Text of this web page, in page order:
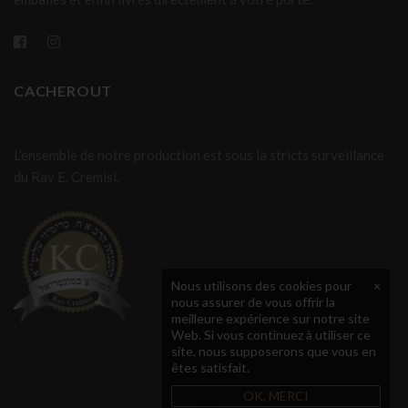
CACHEROUT
×
Nous utilisons des cookies pour
nous assurer de vous offrir la
meilleure expérience sur notre site
Web. Si vous continuez à utiliser ce
site, nous supposerons que vous en
êtes satisfait.
OK, MERCI